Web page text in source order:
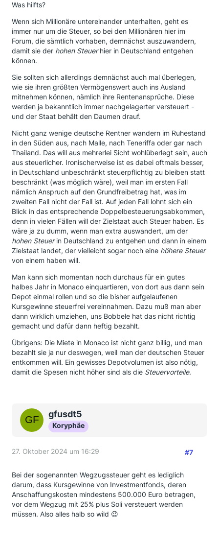
Was hilfts?
Wenn sich Millionäre untereinander unterhalten, geht es
immer nur um die Steuer, so bei den Millionären hier im
Forum, die sämtlich vorhaben, demnächst auszuwandern,
damit sie der hohen Steuerhier in Deutschland entgehen
können.
Sie sollten sich allerdings demnächst auch mal überlegen,
wie sie ihren größten Vermögenswert auch ins Ausland
mitnehmen können, nämlich ihre Rentenansprüche. Diese
werden ja bekanntlich immer nachgelagerter versteuert -
und der Staat behält den Daumen drauf.
Nicht ganz wenige deutsche Rentner wandern im Ruhestand
in den Süden aus, nach Malle, nach Teneriffa oder gar nach
Thailand. Das will aus mehrerlei Sicht wohlüberlegt sein, auch
aus steuerlicher. Ironischerweise ist es dabei oftmals besser,
in Deutschland unbeschränkt steuerpflichtig zu bleiben statt
beschränkt (was möglich wäre), weil man im ersten Fall
nämlich Anspruch auf den Grundfreibetrag hat, was im
zweiten Fall nicht der Fall ist. Auf jeden Fall lohnt sich ein
Blick in das entsprechende Doppelbesteuerungsabkommen,
denn in vielen Fällen will der Zielstaat auch Steuer haben. Es
wäre ja zu dumm, wenn man extra auswandert, um der
hohen Steuerin Deutschland zu entgehen und dann in einem
Zielstaat landet, der vielleicht sogar noch eine höhere Steuer
von einem haben will.
Man kann sich momentan noch durchaus für ein gutes
halbes Jahr in Monaco einquartieren, von dort aus dann sein
Depot einmal rollen und so die bisher aufgelaufenen
Kursgewinne steuerfrei vereinnahmen. Dazu muß man aber
dann wirklich umziehen, uns Bobbele hat das nicht richtig
gemacht und dafür dann heftig bezahlt.
Übrigens: Die Miete in Monaco ist nicht ganz billig, und man
bezahlt sie ja nur deswegen, weil man der deutschen Steuer
entkommen will. Ein gewisses Depotvolumen ist also nötig,
damit die Spesen nicht höher sind als die Steuervorteile.
gfusdt5
Koryphäe
27. Oktober 2024 um 16:29 #7
Bei der sogenannten Wegzugssteuer geht es lediglich
darum, dass Kursgewinne von Investmentfonds, deren
Anschaffungskosten mindestens 500.000 Euro betragen,
vor dem Wegzug mit 25% plus Soli versteuert werden
müssen. Also alles halb so wild 😉